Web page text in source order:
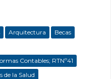
Arquitectura
Becas
Contables; RTNº41
de la Salud